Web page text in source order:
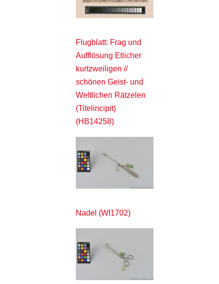
Flugblatt: Frag und
Aufflösung Etlicher
kurtzweiligen //
schönen Geist- und
Weltlichen Rätzelen
(Titelincipit)
(HB14258)
Nadel (WI1702)